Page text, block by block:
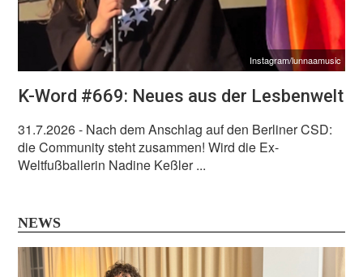
Instagram/lunnaamusic
K-Word #669: Neues aus der Lesbenwelt
31.7.2026- Nach dem Anschlag auf den Berliner CSD:
die Community steht zusammen! Wird die Ex-
Weltfußballerin Nadine Keßler ...
NEWS